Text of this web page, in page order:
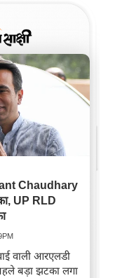
Chaudhary
UP RLD
वाली आरएलडी
बड़ा झटका लगा